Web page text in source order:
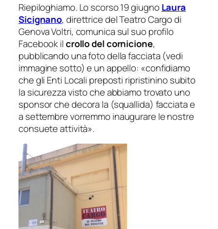
Riepiloghiamo. Lo scorso 19 giugno Laura
Sicignano, direttrice del Teatro Cargo di
Genova Voltri, comunica sul suo profilo
Facebook ilcrollo del cornicione,
pubblicando una foto della facciata (vedi
immagine sotto) e un appello: «confidiamo
che gli Enti Locali preposti ripristinino subito
la sicurezza visto che abbiamo trovato uno
sponsor che decora la (squallida) facciata e
a settembre vorremmo inaugurare le nostre
consuete attività».